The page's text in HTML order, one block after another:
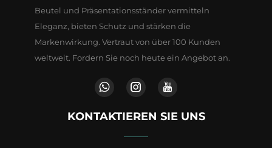
Beutel und Präsentationsständer vermitteln
Eleganz, bieten Schutz und stärken die
Markenwirkung. Vertraut von über 100 Kunden
weltweit. Fordern Sie noch heute ein Angebot an.
KONTAKTIEREN SIE UNS